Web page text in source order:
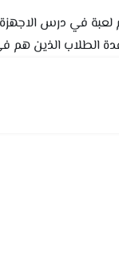
في درس الاجهزة
الطلاب الذين هم